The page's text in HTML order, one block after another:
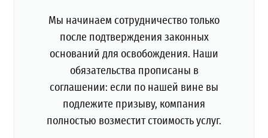
Мы начинаем сотрудничество только
после подтверждения законных
оснований для освобождения. Наши
обязательства прописаны в
соглашении: если по нашей вине вы
подлежите призыву, компания
полностью возместит стоимость услуг.